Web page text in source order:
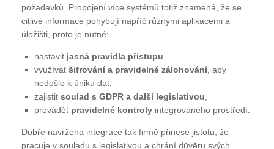
požadavků. Propojení více systémů totiž znamená, že se
citlivé informace pohybují napříč různými aplikacemi a
úložišti, proto je nutné:
nastavit jasná pravidla přístupu,
využívat šifrování a pravidelné zálohování, aby
nedošlo k úniku dat,
zajistit soulad s GDPR a další legislativou,
provádět pravidelné kontroly integrovaného prostředí.
Dobře navržená integrace tak firmě přinese jistotu, že
pracuje v souladu s legislativou a chrání důvěru svých